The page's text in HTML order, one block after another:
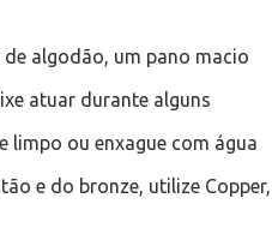
algodão, um pano macio
atuar durante alguns
limpo ou enxague com água
e do bronze, utilize Copper,